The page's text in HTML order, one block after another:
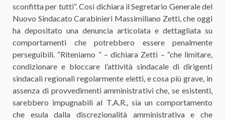
sconfitta per tutti”. Così dichiara il Segretario Generale del
Nuovo Sindacato Carabinieri Massimiliano Zetti, che oggi
ha depositato una denuncia articolata e dettagliata su
comportamenti che potrebbero essere penalmente
perseguibili. “Riteniamo ” – dichiara Zetti – “che limitare,
condizionare e bloccare l’attività sindacale di dirigenti
sindacali regionali regolarmente eletti, e cosa più grave, in
assenza di provvedimenti amministrativi che, se esistenti,
sarebbero impugnabili al T.A.R., sia un comportamento
che esula dalla discrezionalità amministrativa e che